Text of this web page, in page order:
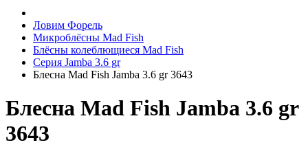
Ловим Форель
Микроблёсны Mad Fish
Блёсны колеблющиеся Mad Fish
Серия Jamba 3.6 gr
Блесна Mad Fish Jamba 3.6 gr 3643
Блесна Mad Fish Jamba 3.6 gr
3643